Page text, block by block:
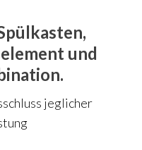
und
jeglicher